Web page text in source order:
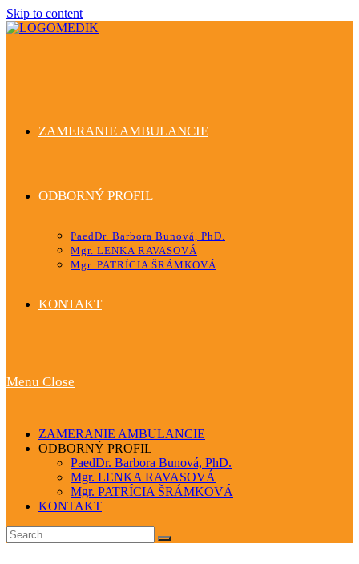
Skip to content
ZAMERANIE AMBULANCIE
ODBORNÝ PROFIL
PaedDr. Barbora Bunová, PhD.
Mgr. LENKA RAVASOVÁ
Mgr. PATRÍCIA ŠRÁMKOVÁ
KONTAKT
Menu Close
ZAMERANIE AMBULANCIE
ODBORNÝ PROFIL
PaedDr. Barbora Bunová, PhD.
Mgr. LENKA RAVASOVÁ
Mgr. PATRÍCIA ŠRÁMKOVÁ
KONTAKT